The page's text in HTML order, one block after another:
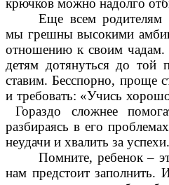
крючков можно надолго
Еще всем родителям
мы грешны высокими
отношению к своим
детям дотянуться до
ставим. Бесспорно, проще
и требовать: «Учись
Гораздо сложнее
разбираясь в его
неудачи и хвалить за успехи.
Помните, ребенок –
нам предстоит